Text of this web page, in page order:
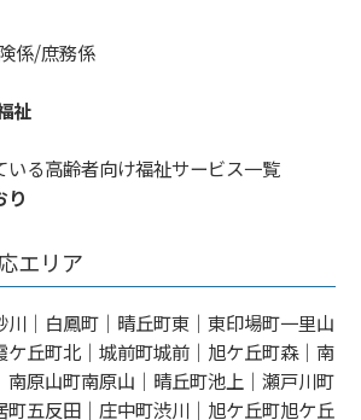
係/庶務係
祉
いる高齢者向け福祉サービス一覧
り
エリア
｜白鳳町｜晴丘町東｜東印場町一里山
ケ丘町北｜城前町城前｜旭ケ丘町森｜南
南原山町南原山｜晴丘町池上｜瀬戸川町
町五反田｜庄中町渋川｜旭ケ丘町旭ケ丘